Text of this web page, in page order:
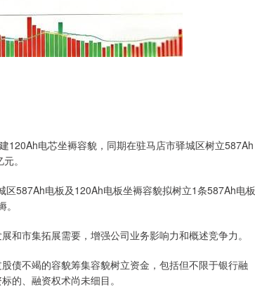
120Ah电芯坐褥容貌，同期在驻马店市驿城区树立587Ah
。
587Ah电板及120Ah电板坐褥容貌拟树立1条587Ah电板
和市集拓展需要，增强公司业务影响力和概述竞争力。
债不竭的容貌筹集容貌树立资金，包括但不限于银行融
的、融资权术尚未细目。